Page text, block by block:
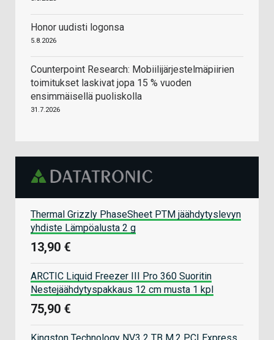
Honor uudisti logonsa
5.8.2026
Counterpoint Research: Mobiilijärjestelmäpiirien
toimitukset laskivat jopa 15 % vuoden
ensimmäisellä puoliskolla
31.7.2026
Thermal Grizzly PhaseSheet PTM jäähdytyslevyn
yhdiste Lämpöalusta 2 g
13,90 €
ARCTIC Liquid Freezer III Pro 360 Suoritin
Nestejäähdytyspakkaus 12 cm musta 1 kpl
75,90 €